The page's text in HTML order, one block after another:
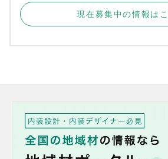
現在募集中の情報は